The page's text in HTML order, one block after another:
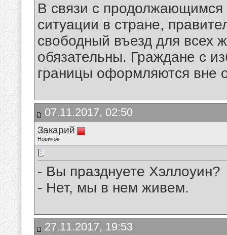
В связи с продолжающимся
ситуации в стране,
свободный въезд для всех
обязательны. Граждане с
границы оформляются вне
07.11.2017, 02:50
Закарий
Новичок
- Вы празднуете Хэллоуин?
- Нет, мы в нем живем.
27.11.2017, 19:53